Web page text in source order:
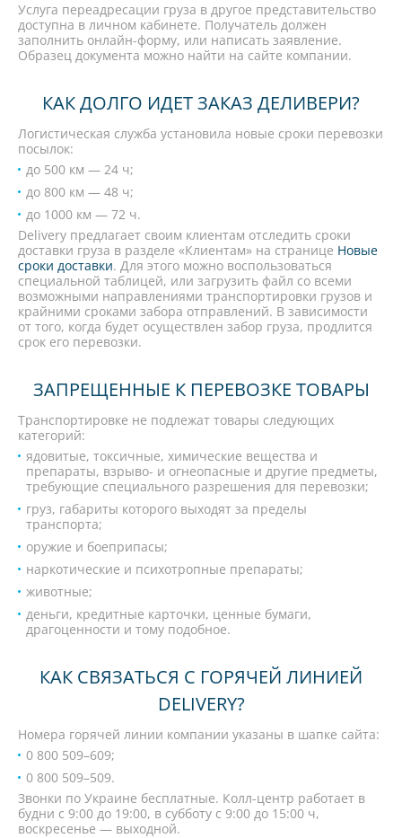
Услуга переадресации груза в другое представительство
доступна в личном кабинете. Получатель должен
заполнить онлайн-форму, или написать заявление.
Образец документа можно найти на сайте компании.
КАК ДОЛГО ИДЕТ ЗАКАЗ ДЕЛИВЕРИ?
Логистическая служба установила новые сроки перевозки
посылок:
до 500 км — 24 ч;
до 800 км — 48 ч;
до 1000 км — 72 ч.
Delivery предлагает своим клиентам отследить сроки
доставки груза в разделе «Клиентам» на странице Новые
сроки доставки. Для этого можно воспользоваться
специальной таблицей, или загрузить файл со всеми
возможными направлениями транспортировки грузов и
крайними сроками забора отправлений. В зависимости
от того, когда будет осуществлен забор груза, продлится
срок его перевозки.
ЗАПРЕЩЕННЫЕ К ПЕРЕВОЗКЕ ТОВАРЫ
Транспортировке не подлежат товары следующих
категорий:
ядовитые, токсичные, химические вещества и
препараты, взрыво- и огнеопасные и другие предметы,
требующие специального разрешения для перевозки;
груз, габариты которого выходят за пределы
транспорта;
оружие и боеприпасы;
наркотические и психотропные препараты;
животные;
деньги, кредитные карточки, ценные бумаги,
драгоценности и тому подобное.
КАК СВЯЗАТЬСЯ С ГОРЯЧЕЙ ЛИНИЕЙ
DELIVERY?
Номера горячей линии компании указаны в шапке сайта:
0 800 509–609;
0 800 509–509.
Звонки по Украине бесплатные. Колл-центр работает в
будни с 9:00 до 19:00, в субботу с 9:00 до 15:00 ч,
воскресенье — выходной.